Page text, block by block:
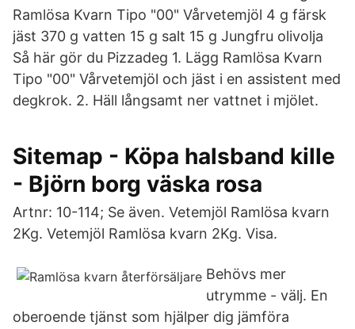
Ramlösa Kvarn Tipo "00" Vårvetemjöl 4 g färsk
jäst 370 g vatten 15 g salt 15 g Jungfru olivolja
Så här gör du Pizzadeg 1. Lägg Ramlösa Kvarn
Tipo "00" Vårvetemjöl och jäst i en assistent med
degkrok. 2. Häll långsamt ner vattnet i mjölet.
Sitemap - Köpa halsband kille
- Björn borg väska rosa
Artnr: 10-114; Se även. Vetemjöl Ramlösa kvarn
2Kg. Vetemjöl Ramlösa kvarn 2Kg. Visa.
Behövs mer
utrymme - välj. En
oberoende tjänst som hjälper dig jämföra